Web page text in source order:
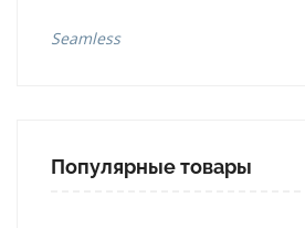
Seamless
Популярные товары